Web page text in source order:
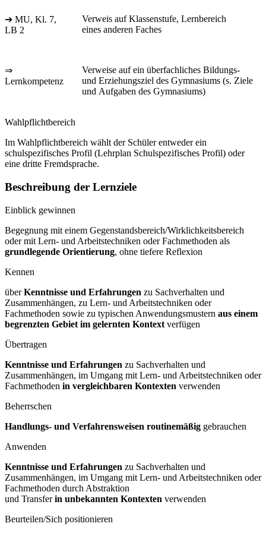
➔ MU, Kl. 7,
LB 2
Verweis auf Klassenstufe, Lernbereich
eines anderen Faches
⇒
Lernkompetenz
Verweise auf ein überfachliches Bildungs-
und Erziehungsziel des Gymnasiums (s. Ziele
und Aufgaben des Gymnasiums)
Wahlpflichtbereich
Im Wahlpflichtbereich wählt der Schüler entweder ein
schulspezifisches Profil (Lehrplan Schulspezifisches Profil) oder
eine dritte Fremdsprache.
Beschreibung der Lernziele
Einblick gewinnen
Begegnung mit einem Gegenstandsbereich/Wirklichkeitsbereich
oder mit Lern- und Arbeitstechniken oder Fachmethoden als
grundlegende Orientierung, ohne tiefere Reflexion
Kennen
überKenntnisse und Erfahrungen zu Sachverhalten und
Zusammenhängen, zu Lern- und Arbeitstechniken oder
Fachmethoden sowie zu typischen Anwendungsmustern aus einem
begrenzten Gebiet im gelernten Kontext verfügen
Übertragen
Kenntnisse und Erfahrungen zu Sachverhalten und
Zusammenhängen, im Umgang mit Lern- und Arbeitstechniken oder
Fachmethoden in vergleichbaren Kontexten verwenden
Beherrschen
Handlungs- und Verfahrensweisen routinemäßig gebrauchen
Anwenden
Kenntnisse und Erfahrungen zu Sachverhalten und
Zusammenhängen, im Umgang mit Lern- und Arbeitstechniken oder
Fachmethoden durch Abstraktion
und Transferin unbekannten Kontexten verwenden
Beurteilen/Sich positionieren